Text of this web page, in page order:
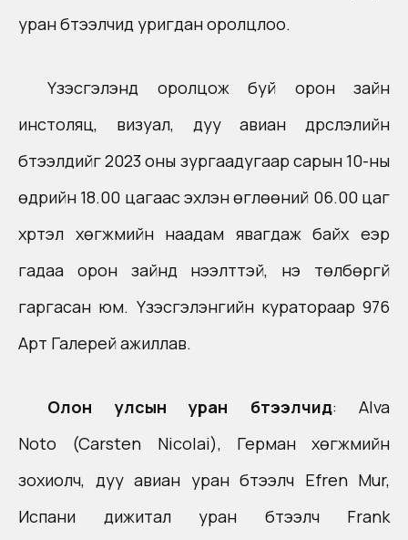
уран бүтээлчид уригдан оролцлоо.
Үзэсгэлэнд оролцож буй орон зайн
инстоляц, визуал, дуу авиан дүрслэлийн
бүтээлүүдийг 2023 оны зургаадугаар сарын 10-ны
өдрийн 18.00 цагаас эхлэн өглөөний 06.00 цаг
хүртэл хөгжмийн наадам явагдаж байх үеэр
гадаа орон зайнд нээлттэй, үнэ төлбөргүй
гаргасан юм. Үзэсгэлэнгийн куратораар 976
Арт Галерей ажиллав.
Олон улсын уран бүтээлчид: Alva
Noto (Carsten Nicolai), Герман хөгжмийн
зохиолч, дуу авиан уран бүтээлч Efren Mur,
Испани дижитал уран бүтээлч Frank